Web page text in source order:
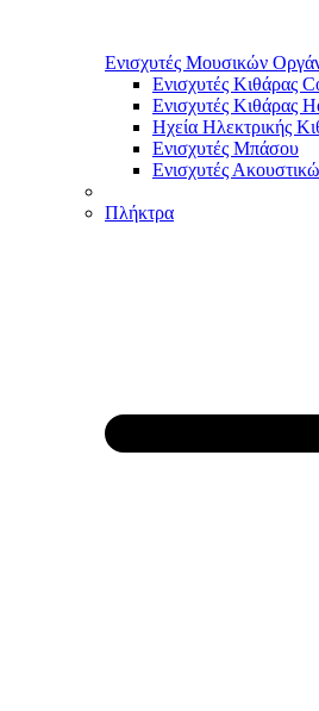
Ενισχυτές Μουσικών
Ενισχυτές Κιθάρας
Ενισχυτές Κιθάρας
Ηχεία Ηλεκτρικής
Ενισχυτές Μπάσου
Ενισχυτές
Πλήκτρα